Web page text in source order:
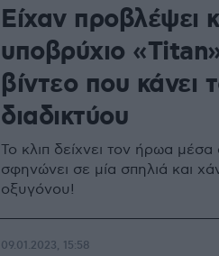
Είχαν προβλέψει
υποβρύχιο
βίντεο που κάνει
διαδικτύου
Το κλιπ δείχνει τον ήρωα
σφηνώνει σε μία σπηλιά και
οξυγόνου!
09.01.2023, 15:58